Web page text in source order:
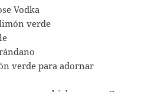
Vodka
verde
verde para adornar